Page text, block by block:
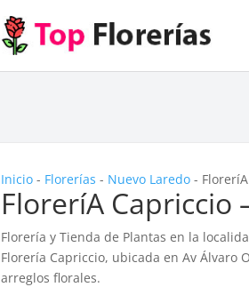
Inicio - Florerías - Nuevo Laredo -
FloreríA Capriccio
Florería y Tienda de Plantas en la
Florería Capriccio, ubicada en Av Álvaro
arreglos florales.